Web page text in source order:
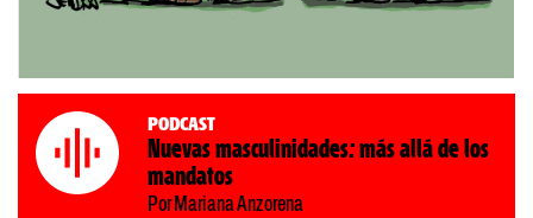
Podcast
Nuevas masculinidades: más allá de los
mandatos
Por Mariana Anzorena